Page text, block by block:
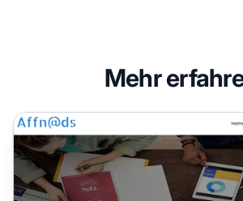
Mehr
AffnAds Partnerprogramm